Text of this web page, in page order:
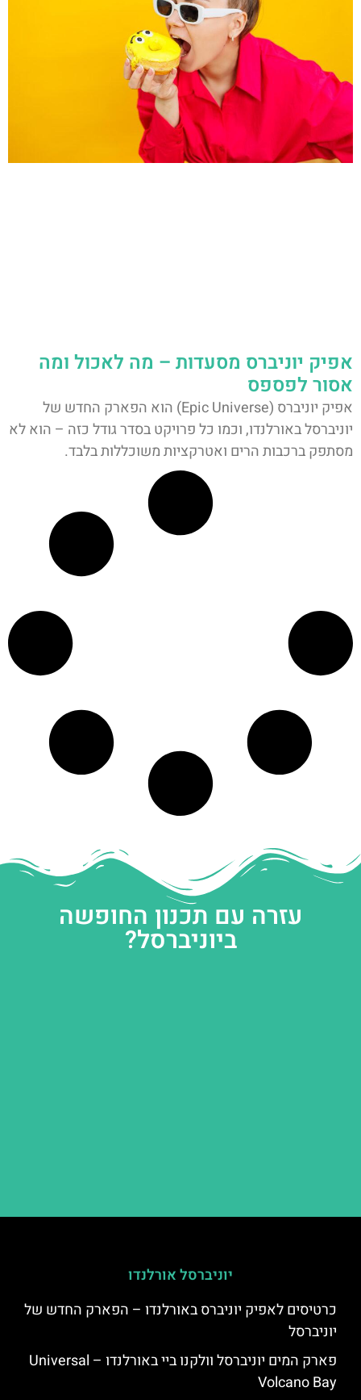
אפיק יוניברס מסעדות – מה לאכול ומה
אסור לפספס
אפיק יוניברס (Epic Universe) הוא הפארק החדש של
יוניברסל באורלנדו, וכמו כל פרויקט בסדר גודל כזה – הוא לא
מסתפק ברכבות הרים ואטרקציות משוכללות בלבד.
עזרה עם תכנון החופשה
ביוניברסל?
יוניברסל אורלנדו
כרטיסים לאפיק יוניברס באורלנדו – הפארק החדש של
יוניברסל
פארק המים יוניברסל וולקנו ביי באורלנדו – Universal
Volcano Bay